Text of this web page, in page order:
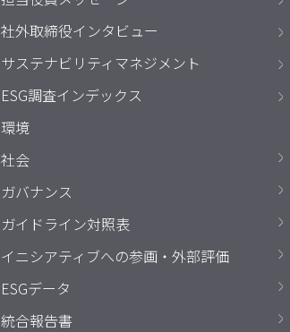
社外取締役インタビュー
サステナビリティマネジメント
ESG調査インデックス
環境
社会
ガバナンス
ガイドライン対照表
イニシアティブへの参画・外部評価
ESGデータ
統合報告書